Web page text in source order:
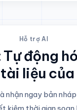
Hỗ trợ AI
Tự động
liệu của
nhận ngay bản